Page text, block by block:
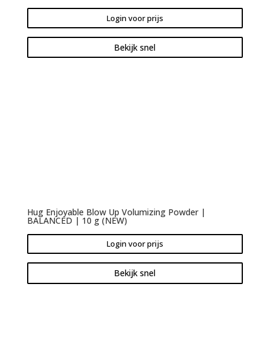
Login voor prijs
Bekijk snel
Hug Enjoyable Blow Up Volumizing Powder |
BALANCED | 10 g (NEW)
Login voor prijs
Bekijk snel